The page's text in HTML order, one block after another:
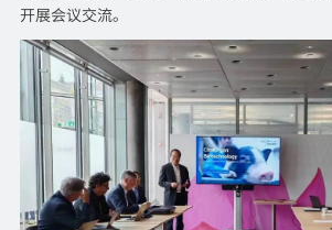
开展会议交流。